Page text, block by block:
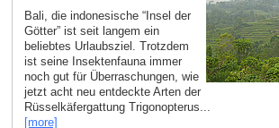
Bali, die indonesische “Insel der
Götter” ist seit langem ein
beliebtes Urlaubsziel. Trotzdem
ist seine Insektenfauna immer
noch gut für Überraschungen, wie
jetzt acht neu entdeckte Arten der
Rüsselkäfergattung Trigonopterus...
[more]